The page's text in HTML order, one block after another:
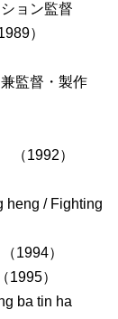
ョン監督
）
監督・製作
（1992）
heng / Fighting
（1994）
1995）
ba tin ha